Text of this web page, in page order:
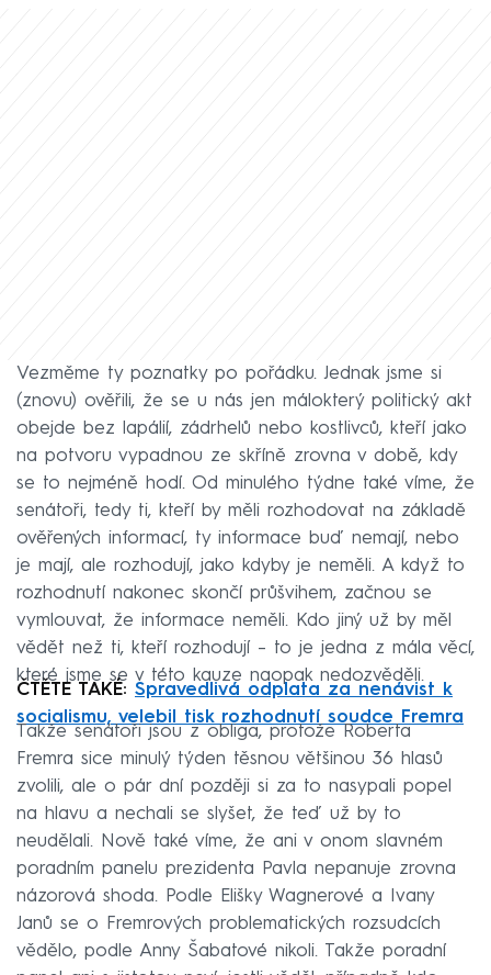
Vezměme ty poznatky po pořádku. Jednak jsme si
(znovu) ověřili, že se u nás jen málokterý politický akt
obejde bez lapálií, zádrhelů nebo kostlivců, kteří jako
na potvoru vypadnou ze skříně zrovna v době, kdy
se to nejméně hodí. Od minulého týdne také víme, že
senátoři, tedy ti, kteří by měli rozhodovat na základě
ověřených informací, ty informace buď nemají, nebo
je mají, ale rozhodují, jako kdyby je neměli. A když to
rozhodnutí nakonec skončí průšvihem, začnou se
vymlouvat, že informace neměli. Kdo jiný už by měl
vědět než ti, kteří rozhodují – to je jedna z mála věcí,
které jsme se v této kauze naopak nedozvěděli.
ČTĚTE TAKÉ: Spravedlivá odplata za nenávist k
socialismu, velebil tisk rozhodnutí soudce Fremra
Takže senátoři jsou z obliga, protože Roberta
Fremra sice minulý týden těsnou většinou 36 hlasů
zvolili, ale o pár dní později si za to nasypali popel
na hlavu a nechali se slyšet, že teď už by to
neudělali. Nově také víme, že ani v onom slavném
poradním panelu prezidenta Pavla nepanuje zrovna
názorová shoda. Podle Elišky Wagnerové a Ivany
Janů se o Fremrových problematických rozsudcích
vědělo, podle Anny Šabatové nikoli. Takže poradní